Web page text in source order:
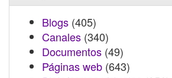
Blogs (405)
Canales (340)
Documentos (49)
Páginas web (643)